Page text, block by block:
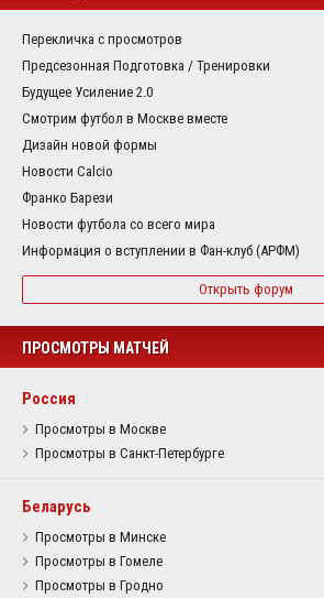
Перекличка с просмотров
Предсезонная Подготовка / Тренировки
Будущее Усиление 2.0
Смотрим футбол в Москве вместе
Дизайн новой формы
Новости Calcio
Франко Барези
Новости футбола со всего мира
Информация о вступлении в Фан-клуб (АРФМ)
Открыть форум
ПРОСМОТРЫ МАТЧЕЙ
Россия
Просмотры в Москве
Просмотры в Санкт-Петербурге
Беларусь
Просмотры в Минске
Просмотры в Гомеле
Просмотры в Гродно